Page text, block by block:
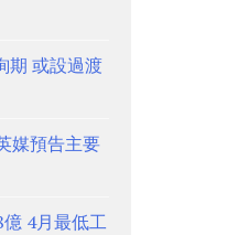
期 或設過渡
媒預告主要
4月最低工